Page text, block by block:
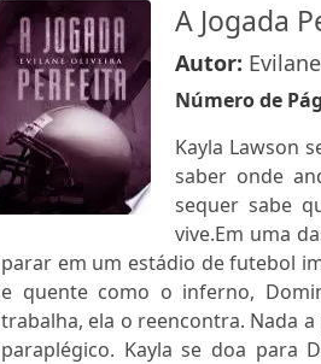
A Jogada
Autor:
Número de
Kayla Lawson
saber onde
sequer sabe
vive.Em uma
parar em um estádio de futebol
e quente como o inferno,
trabalha, ela o reencontra. Nada
paraplégico. Kayla se doa para